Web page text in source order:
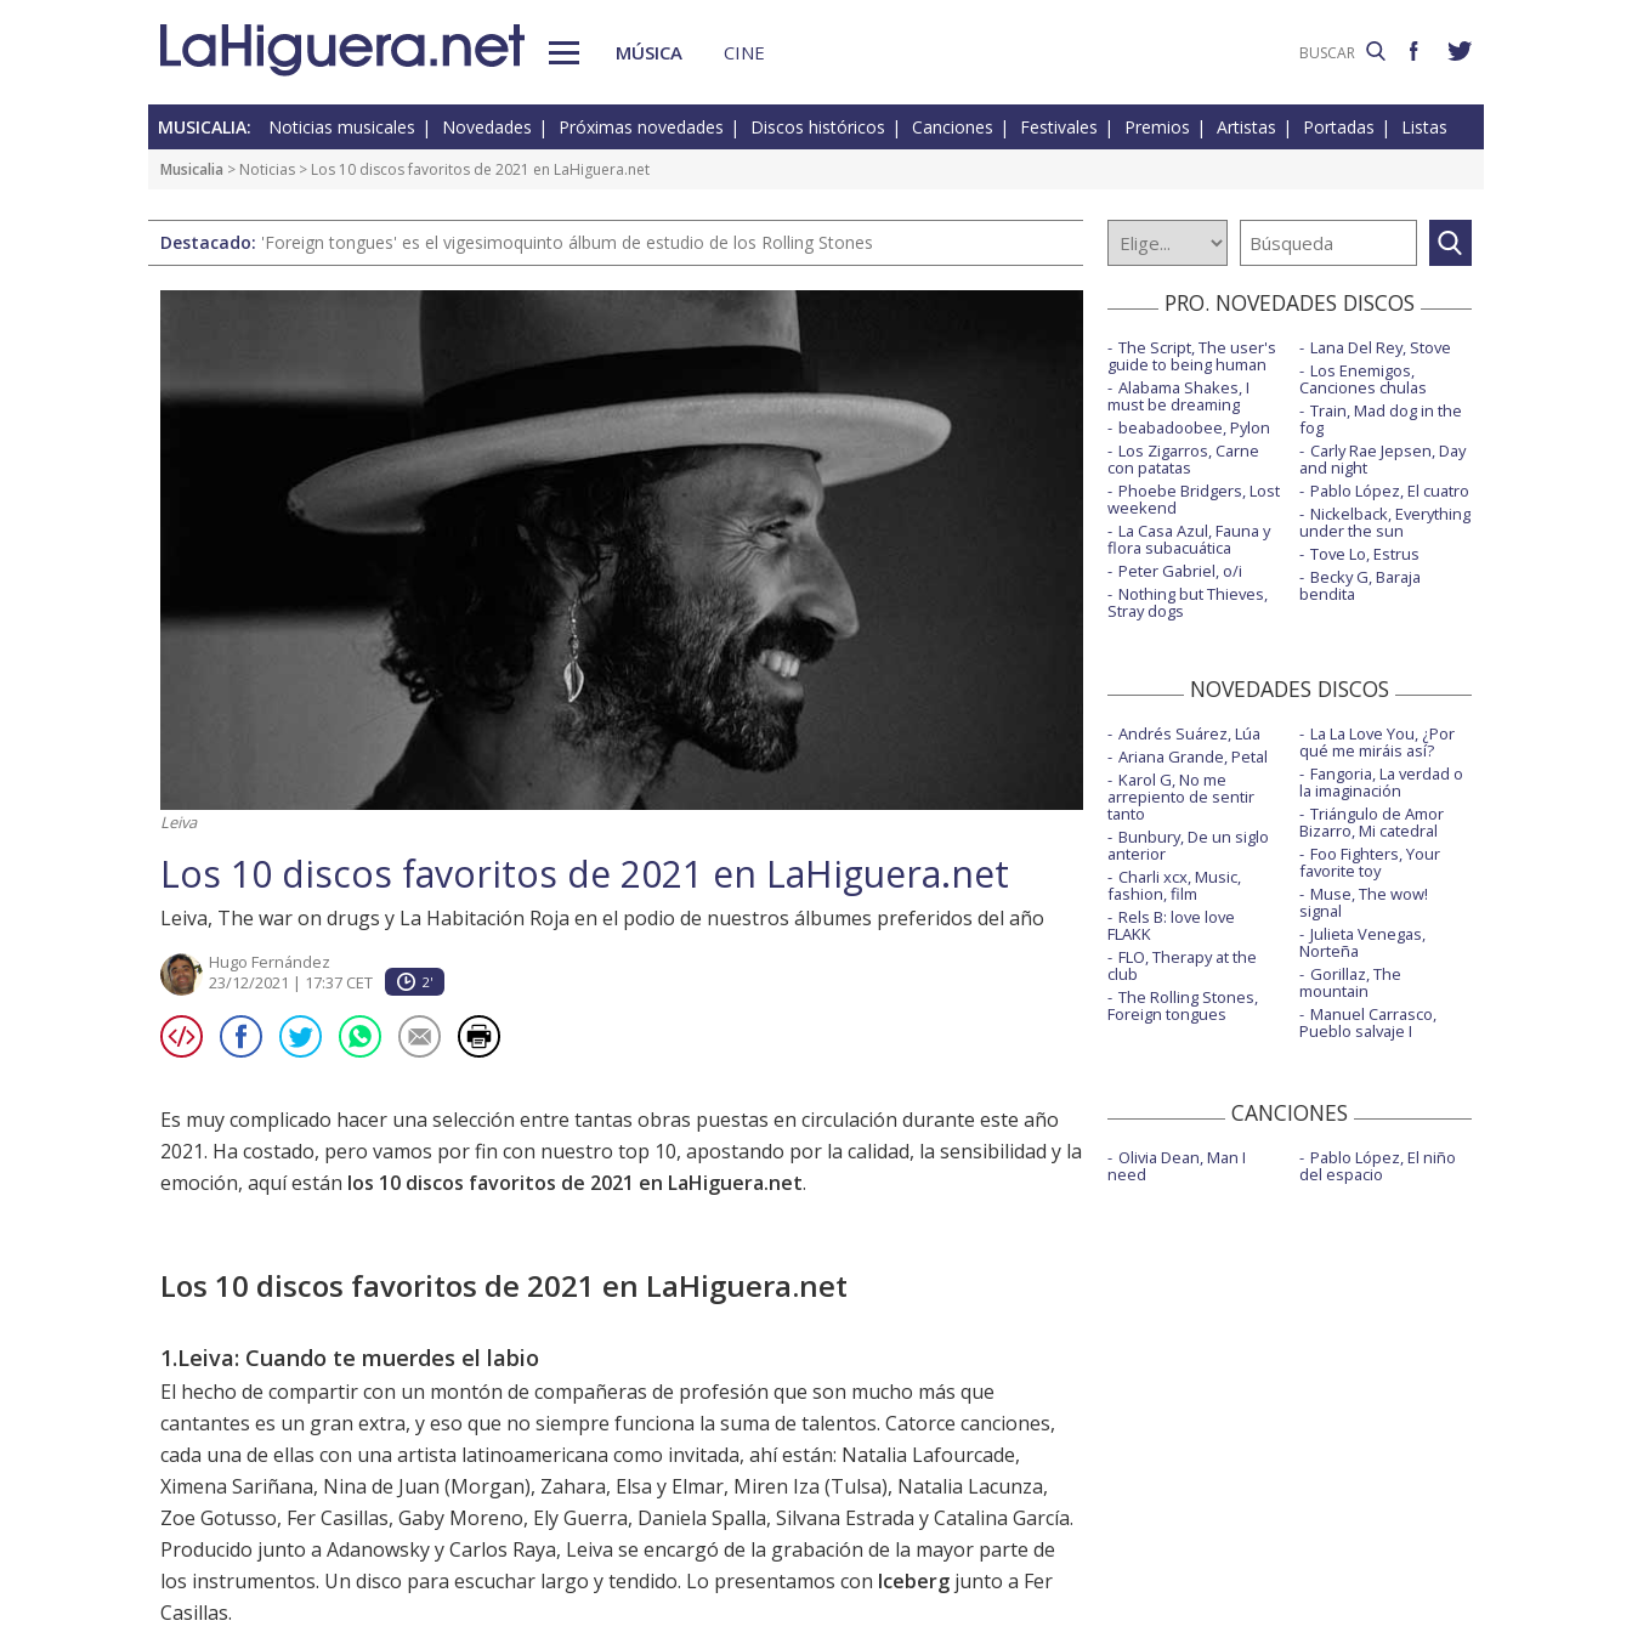
MÚSICA CINE
MUSICALIA: Noticias musicales Novedades Próximas novedades Discos históricos Canciones Festivales Premios Artistas Portadas Listas
Musicalia > Noticias > Los 10 discos favoritos de 2021 en LaHiguera.net
Destacado: 'Foreign tongues' es el vigesimoquinto álbum de estudio de los Rolling Stones
Leiva
Los 10 discos favoritos de 2021 en LaHiguera.net
Leiva, The war on drugs y La Habitación Roja en el podio de nuestros álbumes preferidos del año
Hugo Fernández
23/12/2021 | 17:37 CET
2'
Es muy complicado hacer una selección entre tantas obras puestas en circulación durante este año
2021. Ha costado, pero vamos por fin con nuestro top 10, apostando por la calidad, la sensibilidad y la
emoción, aquí están los 10 discos favoritos de 2021 en LaHiguera.net.
Los 10 discos favoritos de 2021 en LaHiguera.net
1.Leiva: Cuando te muerdes el labio
El hecho de compartir con un montón de compañeras de profesión que son mucho más que
cantantes es un gran extra, y eso que no siempre funciona la suma de talentos. Catorce canciones,
cada una de ellas con una artista latinoamericana como invitada, ahí están: Natalia Lafourcade,
Ximena Sariñana, Nina de Juan (Morgan), Zahara, Elsa y Elmar, Miren Iza (Tulsa), Natalia Lacunza,
Zoe Gotusso, Fer Casillas, Gaby Moreno, Ely Guerra, Daniela Spalla, Silvana Estrada y Catalina García.
Producido junto a Adanowsky y Carlos Raya, Leiva se encargó de la grabación de la mayor parte de
los instrumentos. Un disco para escuchar largo y tendido. Lo presentamos con Iceberg junto a Fer
Casillas.
PRO. NOVEDADES DISCOS
The Script, The user's
guide to being human
Alabama Shakes, I
must be dreaming
beabadoobee, Pylon
Los Zigarros, Carne
con patatas
Phoebe Bridgers, Lost
weekend
La Casa Azul, Fauna y
flora subacuática
Peter Gabriel, o/i
Nothing but Thieves,
Stray dogs
Lana Del Rey, Stove
Los Enemigos,
Canciones chulas
Train, Mad dog in the
fog
Carly Rae Jepsen, Day
and night
Pablo López, El cuatro
Nickelback, Everything
under the sun
Tove Lo, Estrus
Becky G, Baraja
bendita
NOVEDADES DISCOS
Andrés Suárez, Lúa
Ariana Grande, Petal
Karol G, No me
arrepiento de sentir
tanto
Bunbury, De un siglo
anterior
Charli xcx, Music,
fashion, film
Rels B: love love
FLAKK
FLO, Therapy at the
club
The Rolling Stones,
Foreign tongues
La La Love You, ¿Por
qué me miráis así?
Fangoria, La verdad o
la imaginación
Triángulo de Amor
Bizarro, Mi catedral
Foo Fighters, Your
favorite toy
Muse, The wow!
signal
Julieta Venegas,
Norteña
Gorillaz, The
mountain
Manuel Carrasco,
Pueblo salvaje I
CANCIONES
Olivia Dean, Man I
need
Pablo López, El niño
del espacio